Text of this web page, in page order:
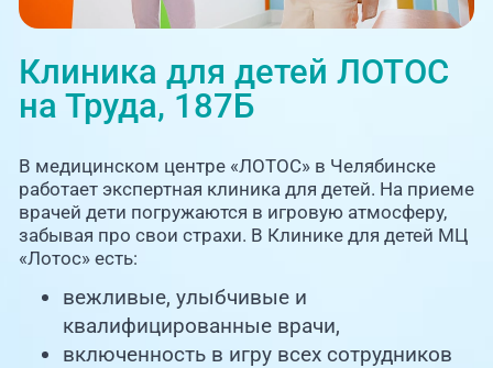
О клинике
Блог врачей
Новости
Пациентам
запись на прием
+7 (351) 220-03-03
Центр амбулаторной
онкологической помощи
+7 (7142) 927-003
Справочный телефон для
жителей Казахстана
Клиника для детей ЛОТОС
на Труда, 187Б
В медицинском центре «ЛОТОС» в Челябинске
работает экспертная клиника для детей. На приеме
врачей дети погружаются в игровую атмосферу,
забывая про свои страхи. В Клинике для детей МЦ
«Лотос» есть:
вежливые, улыбчивые и
квалифицированные врачи,
включенность в игру всех сотрудников